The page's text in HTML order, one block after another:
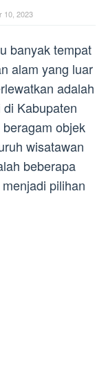
10, 2023
banyak tempat
alam yang luar
adalah
Kabupaten
objek
wisatawan
beberapa
pilihan